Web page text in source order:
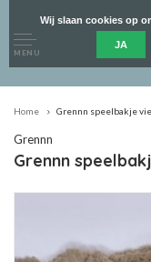
MENU
Home Grennn speelbakje
Grennn
Grennn
Wij slaan cookies op
JA